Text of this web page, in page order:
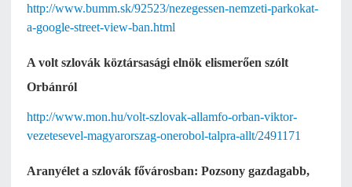
http://www.bumm.sk/92523/nezegessen-nemzeti-parkokat-
a-google-street-view-ban.html
A volt szlovák köztársasági elnök elismerően szólt
Orbánról
http://www.mon.hu/volt-szlovak-allamfo-orban-viktor-
vezetesevel-magyarorszag-onerobol-talpra-allt/2491171
Aranyélet a szlovák fővárosban: Pozsony gazdagabb,